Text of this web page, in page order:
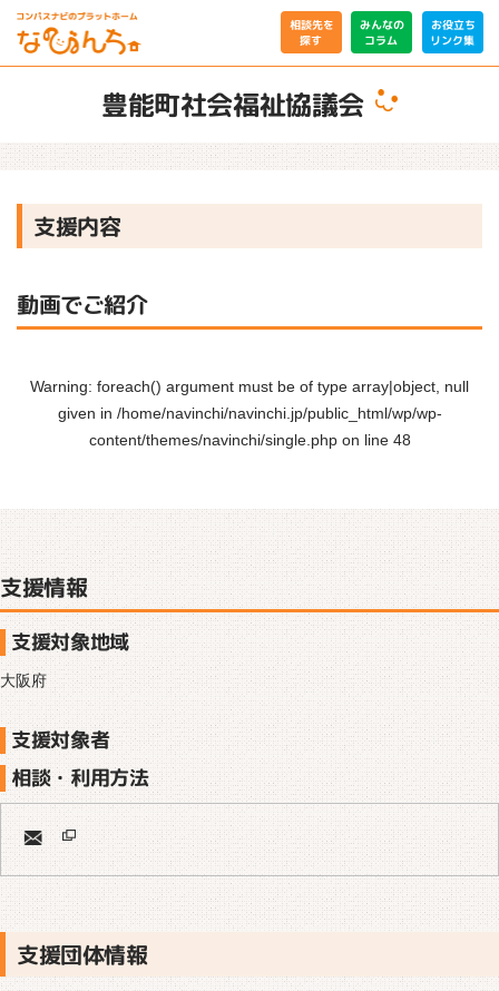
相談先を
探す
みんなの
コラム
お役立ち
リンク集
豊能町社会福祉協議会
支援内容
動画でご紹介
Warning: foreach() argument must be of type array|object, null
given in /home/navinchi/navinchi.jp/public_html/wp/wp-
content/themes/navinchi/single.phpon line 48
支援情報
支援対象地域
大阪府
支援対象者
相談・利用方法
支援団体情報